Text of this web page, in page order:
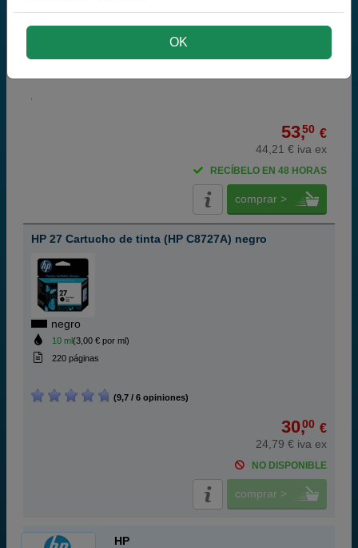
cian magenta amarillo
53,50 €
44,21 € iva ex
RECÍBELO EN 48 HORAS
comprar >
HP 27 Cartucho de tinta (HP C8727A) negro
negro
10 ml(3,00 € por ml)
220 páginas
(9,7 / 6 opiniones)
30,00 €
24,79 € iva ex
NO DISPONIBLE
comprar >
HP
OK